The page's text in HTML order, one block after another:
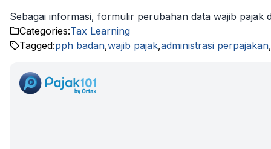
Sebagai informasi, formulir perubahan data wajib pajak
Categories:Tax Learning
Tagged:pph badan,wajib pajak,administrasi perpajakan,